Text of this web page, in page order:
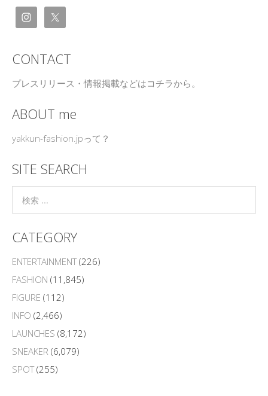
CONTACT
プレスリリース・情報掲載などはコチラから。
ABOUT me
yakkun-fashion.jpって？
SITE SEARCH
CATEGORY
ENTERTAINMENT(226)
FASHION (11,845)
FIGURE (112)
INFO (2,466)
LAUNCHES (8,172)
SNEAKER (6,079)
SPOT(255)